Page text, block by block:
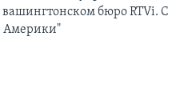
вашингтонском бюро RTVi. С
Америки"